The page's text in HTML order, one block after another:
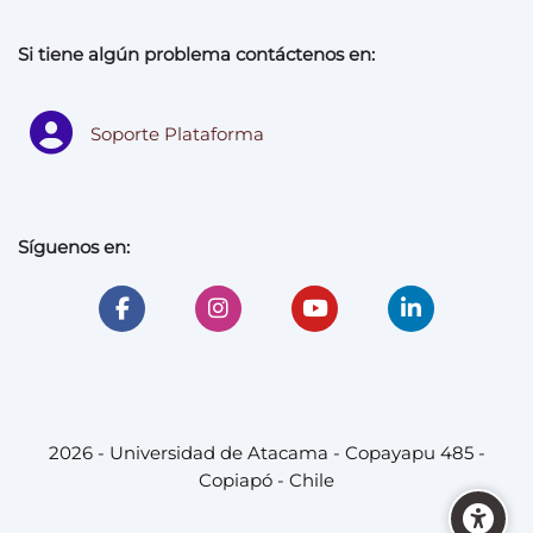
Si tiene algún problema contáctenos en:
Soporte Plataforma
Síguenos en:
2026 - Universidad de Atacama - Copayapu 485 -
Copiapó - Chile